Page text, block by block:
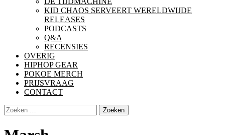
KID CHAOS SERVEERT WERELDWIJDE
RELEASES
PODCASTS
Q&A
RECENSIES
OVERIG
HIPHOP GEAR
POKOE MERCH
PRIJSVRAAG
CONTACT
Zoeken
naar: